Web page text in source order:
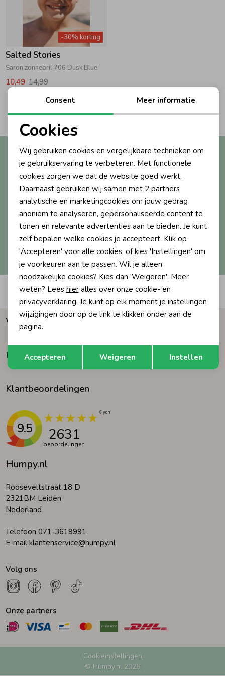
Zwemkleding
Jassen
Vesten
Overhemden
Colberts & Gilets
Boxpakjes
Rompers
Ondergoed
Regenkleding &-laarzen
Zomeraccessoires
Kledingaccessoires
Zwemkleding
Jassen
Vesten
Overhemden
Jurken
Rokken & Skorts
Jumpsuits
Blouses
Blazers & Gilets
Leggings
Boxpakjes
Ondergoed
Regenkleding &-laarzen
Kledingaccessoires
Beenmode
Winteraccessoires
Cadeaubonnen
Haaraccessoires
Kledingaccessoires
Babyaccessoires
Verzorgingsproducten
Beenmode
Winteraccessoires
Winterjassen
Zomerjassen
Zwemvesten & Zwembandjes
Winterjassen
Zomerjassen
-30% korting
Salted Stories
Saron zonnebril 706 Dusk Blue
10,49 14,99
Altijd als eerste op de hoogte?
Ontvang nieuwe collecties, exclusieve acties én direct
10% korting* op je eerste bestelling.
Aanmelden
Hoe we met je data omgaan? Bekijk dit in onze
privacyverklaring.
Automatisch sparen voor korting
Humpy.nl
Rooseveltstraat 18 D
2321BM Leiden
Nederland
Telefoon 071-3619991
E-mail klantenservice@humpy.nl
Waarom Humpy?
Klantenservice
Klantbeoordelingen
9.5 2631
beoordelingen
Volg ons
Onze partners
Cookieinstellingen
© Humpy.nl 2026
Noodzakelijke cookies
Personalisatie cookies
Analytische cookies
Marketing cookies
Terug Opslaan
Consent Meer informatie
Cookies
Wij gebruiken cookies en vergelijkbare technieken om
je gebruikservaring te verbeteren. Met functionele
cookies zorgen we dat de website goed werkt.
Daarnaast gebruiken wij samen met 2 partners
analytische en marketingcookies om jouw gedrag
anoniem te analyseren, gepersonaliseerde content te
tonen en relevante advertenties aan te bieden. Je kunt
zelf bepalen welke cookies je accepteert. Klik op
'Accepteren' voor alle cookies, of kies 'Instellingen' om
je voorkeuren aan te passen. Wil je alleen
noodzakelijke cookies? Kies dan 'Weigeren'. Meer
weten? Lees hieralles over onze cookie- en
privacyverklaring. Je kunt op elk moment je instellingen
wijzigingen door op de link te klikken onder aan de
pagina.
Accepteren Weigeren Instellen